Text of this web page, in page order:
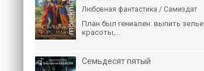
Любовная фантастика / Самиздат
План был гениален: выпить зелье
красоты,...
Семьдесят пятый